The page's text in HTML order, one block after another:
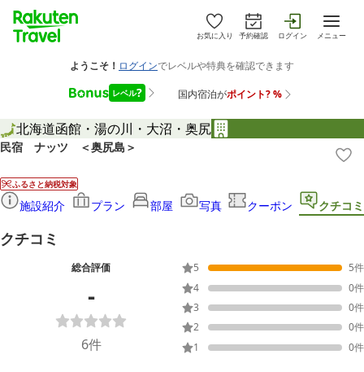
お気に入り 予約確認 ログイン メニュー
北海道函館・湯の川・大沼・奥尻
民宿 ナッツ ＜奥尻島＞
ふるさと納税対象
施設紹介 プラン 部屋 写真 クーポン クチコミ
クチコミ
総合評価
-
6件
5 5件
4
0件
3
0件
2
0件
1
0件